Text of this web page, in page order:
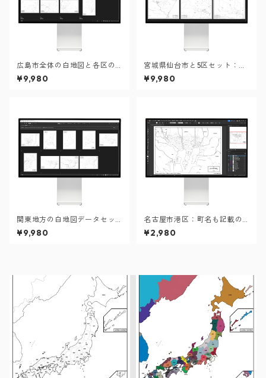
広島市全体の白地図と各区の
セット：町名も記載の地図デ
ータ（PDF・Aiファイル）
¥9,980
宮城県仙台市と5区セット：町
名も記載の地図データ（PD
F・Aiファイル）
¥9,980
関東地方の白地図データセッ
ト：市町村も記載の地図デー
タ（PDF・Aiファイル）
¥9,980
名古屋市港区：町名も記載の
地図データ（PDF・Aiファイ
ル）
¥2,980